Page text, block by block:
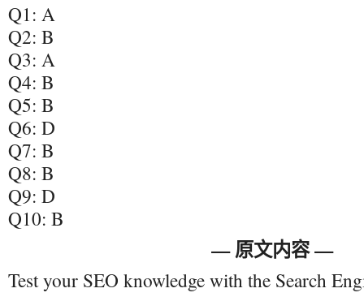
Q1: A
Q2: B
Q3: A
Q4: B
Q5: B
Q6: D
Q7: B
Q8: B
Q9: D
Q10: B
— 原文内容 —
Test your SEO knowledge with the Search